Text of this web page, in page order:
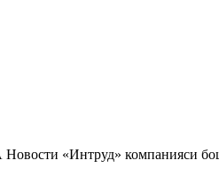
«Интруд» компанияси